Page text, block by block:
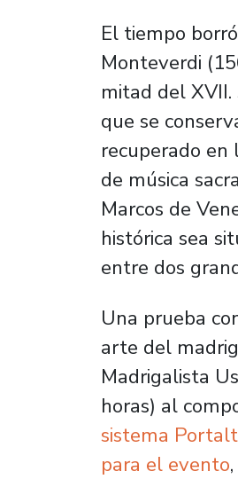
El tiempo
Monteverdi
mitad del XVII.
que se
recuperado
de música
Marcos de
histórica sea
entre dos
Una prueba
arte del
Madrigalista
horas) al
sistema
para el evento